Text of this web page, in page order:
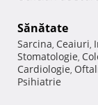
Sănătate
Sarcina, Ceaiuri,
Stomatologie,
Cardiologie,
Psihiatrie